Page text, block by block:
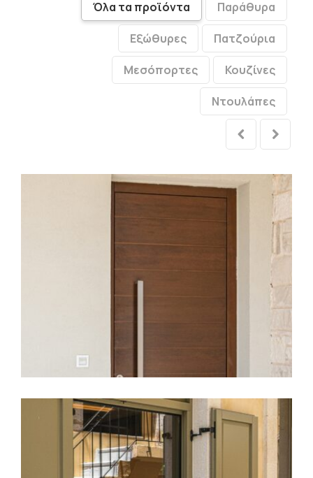
Όλα τα προϊόντα Παράθυρα
Εξώθυρες Πατζούρια
Μεσόπορτες Κουζίνες
Ντουλάπες